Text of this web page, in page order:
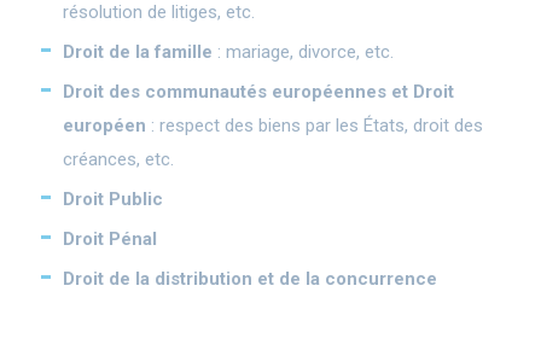
résolution de litiges, etc.
Droit de la famille : mariage, divorce, etc.
Droit des communautés européennes et Droit
européen : respect des biens par les États, droit des
créances, etc.
Droit Public
Droit Pénal
Droit de la distribution et de la concurrence